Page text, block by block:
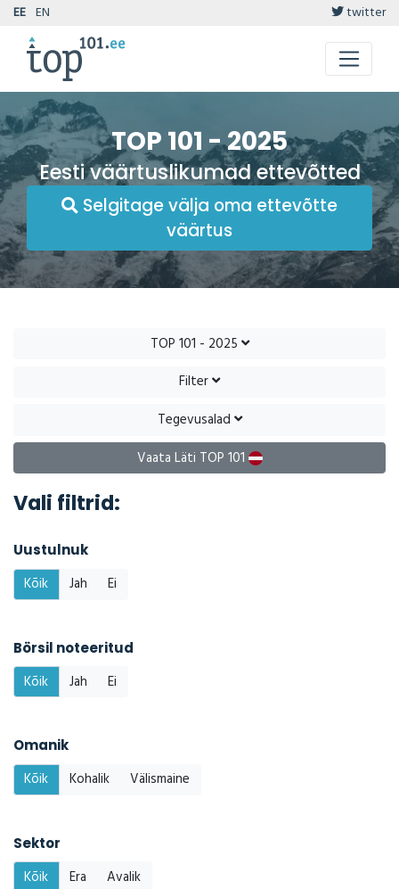
EE EN twitter
TOP 101 - 2025
Eesti väärtuslikumad ettevõtted
Selgitage välja oma ettevõtte
väärtus
TOP 101 - 2025
Filter
Tegevusalad
Vaata Läti TOP 101
Vali filtrid:
Uustulnuk
Kõik Jah Ei
Börsil noteeritud
Kõik Jah Ei
Omanik
Kõik Kohalik Välismaine
Sektor
Kõik Era Avalik